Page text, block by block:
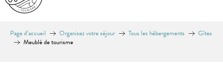
Page d’accueil Organisez votre séjour Tous les hébergements
Gîtes
Meublé de tourisme